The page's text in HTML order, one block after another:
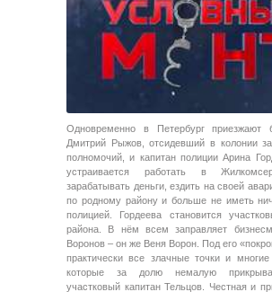
Одновременно в Петербург приезжают
Дмитрий Рыжов, отсидевший в колонии
полномочий, и капитан полиции Арина
устраивается работать в
зарабатывать деньги, ездить на своей
по родному району и больше не иметь
полицией. Гордеева становится
района. В нём всем заправляет
Воронов – он же Веня Ворон. Под его
практически все злачные точки и многие
которые за долю немалую
участковый капитан Тельцов. Честная и